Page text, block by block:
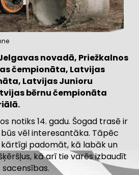
novadā, Priežkalnos
čempionāta, Latvijas
Latvijas Junioru
bērnu čempionāta
notiks 14. gadu. Šogad trasē ir
vēl interesantāka. Tāpēc
padomāt, kā labāk un
kā arī tie varēs izbaudīt